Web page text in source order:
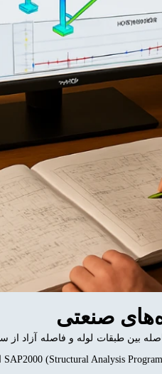
صنعتی